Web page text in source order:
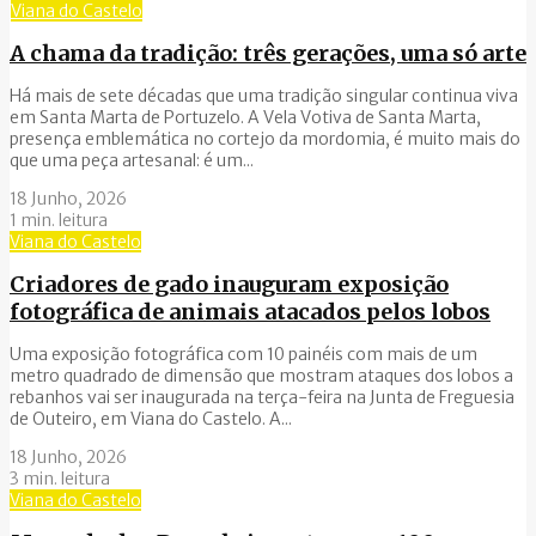
Viana do Castelo
A chama da tradição: três gerações, uma só arte
Há mais de sete décadas que uma tradição singular continua viva
em Santa Marta de Portuzelo. A Vela Votiva de Santa Marta,
presença emblemática no cortejo da mordomia, é muito mais do
que uma peça artesanal: é um...
18 Junho, 2026
1 min. leitura
Viana do Castelo
Criadores de gado inauguram exposição
fotográfica de animais atacados pelos lobos
Uma exposição fotográfica com 10 painéis com mais de um
metro quadrado de dimensão que mostram ataques dos lobos a
rebanhos vai ser inaugurada na terça-feira na Junta de Freguesia
de Outeiro, em Viana do Castelo. A...
18 Junho, 2026
3 min. leitura
Viana do Castelo